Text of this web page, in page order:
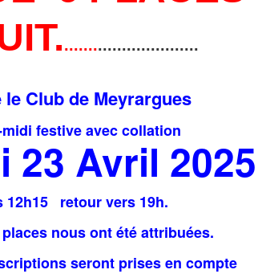
............................
le Club de Meyrargues
festiveavec collation
23 Avril 2025
12h15 retour vers 19h.
nous ont été attribuées.
seront prises en compte